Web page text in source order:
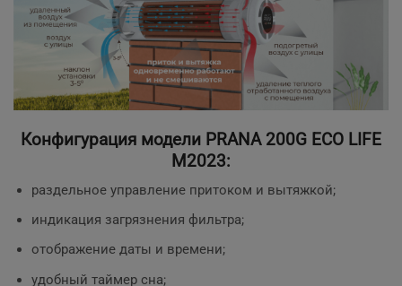
Конфигурация модели PRANA 200G ECO LIFE
M2023:
раздельное управление притоком и вытяжкой;
индикация загрязнения фильтра;
отображение даты и времени;
удобный таймер сна;